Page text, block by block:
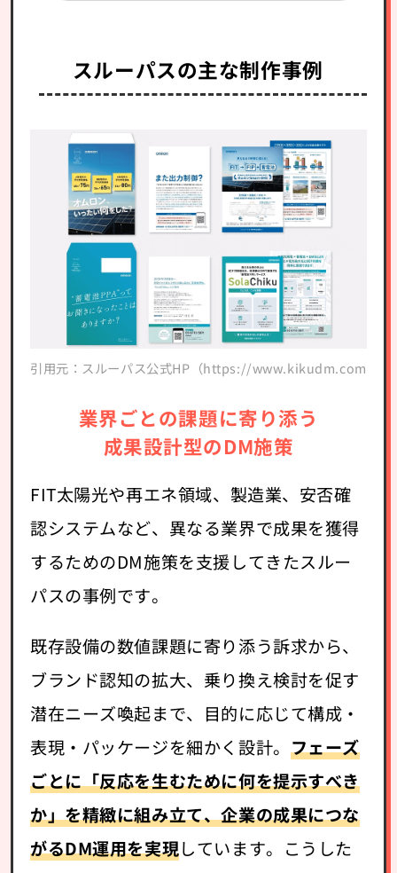
スルーパスの主な制作事例
引用元：スルーパス公式HP（https://www.kikudm.com/
業界ごとの課題に寄り添う
成果設計型のDM施策
FIT太陽光や再エネ領域、製造業、安否確
認システムなど、異なる業界で成果を獲得
するためのDM施策を支援してきたスルー
パスの事例です。
既存設備の数値課題に寄り添う訴求から、
ブランド認知の拡大、乗り換え検討を促す
潜在ニーズ喚起まで、目的に応じて構成・
表現・パッケージを細かく設計。 フェーズ
ごとに「反応を生むために何を提示すべき
か」を精緻に組み立て、企業の成果につな
がるDM運用を実現しています。こうした